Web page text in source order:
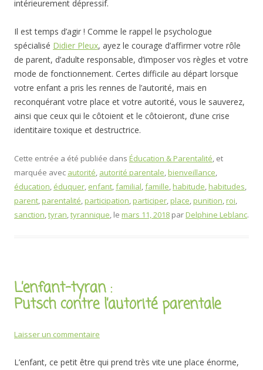
intérieurement dépressif.
Il est temps d’agir ! Comme le rappel le psychologue
spécialisé Didier Pleux, ayez le courage d’affirmer votre rôle
de parent, d’adulte responsable, d’imposer vos règles et votre
mode de fonctionnement. Certes difficile au départ lorsque
votre enfant a pris les rennes de l’autorité, mais en
reconquérant votre place et votre autorité, vous le sauverez,
ainsi que ceux qui le côtoient et le côtoieront, d’une crise
identitaire toxique et destructrice.
Cette entrée a été publiée dans Éducation & Parentalité, et
marquée avec autorité, autorité parentale,bienveillance,
éducation, éduquer, enfant,familial,famille,habitude,habitudes,
parent,parentalité,participation,participer,place,punition,roi,
sanction,tyran,tyrannique, le mars 11, 2018 parDelphine Leblanc.
L’enfant-tyran :
Putsch contre l’autorité parentale
Laisser un commentaire
L’enfant, ce petit être qui prend très vite une place énorme,